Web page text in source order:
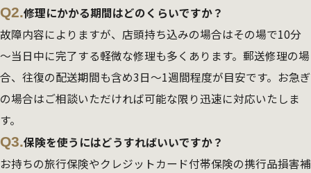
Q2.修理にかかる期間はどのくらいですか？
故障内容によりますが、店頭持ち込みの場合はその場で10分
～当日中に完了する軽微な修理も多くあります。郵送修理の場
合、往復の配送期間も含め3日～1週間程度が目安です。お急ぎ
の場合はご相談いただければ可能な限り迅速に対応いたしま
す。
Q3.保険を使うにはどうすればいいですか？
お持ちの旅行保険やクレジットカード付帯保険の携行品損害補